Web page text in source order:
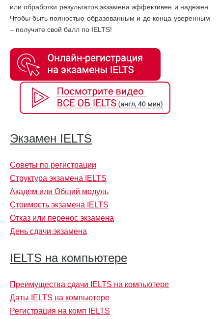
или обработки результатов экзамена эффективен и надежен.
Чтобы быть полностью образованным и до конца уверенным
– получите свой балл по IELTS!
Экзамен IELTS
Советы по регистрации
Структура экзамена IELTS
Академ или Общий модуль
Стоимость экзамена IELTS
Отказ или перенос экзамена
День сдачи экзамена
IELTS на компьютере
Преимущества сдачи IELTS на компьютере
Даты IELTS на компьютере
Регистрация на комп IELTS